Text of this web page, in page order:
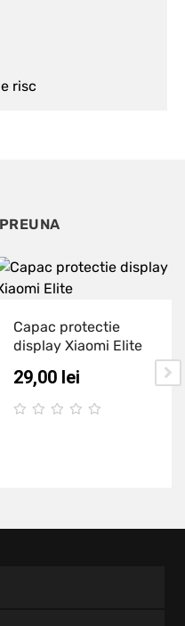
risc
Capac protectie
display Xiaomi Elite
29,00 lei